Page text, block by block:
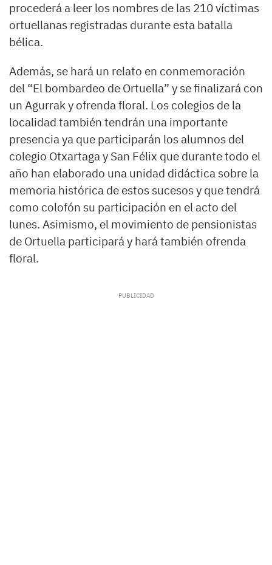
procederá a leer los nombres de las 210 víctimas
ortuellanas registradas durante esta batalla
bélica.
Además, se hará un relato en conmemoración
del “El bombardeo de Ortuella” y se finalizará con
un Agurrak y ofrenda floral. Los colegios de la
localidad también tendrán una importante
presencia ya que participarán los alumnos del
colegio Otxartaga y San Félix que durante todo el
año han elaborado una unidad didáctica sobre la
memoria histórica de estos sucesos y que tendrá
como colofón su participación en el acto del
lunes. Asimismo, el movimiento de pensionistas
de Ortuella participará y hará también ofrenda
floral.